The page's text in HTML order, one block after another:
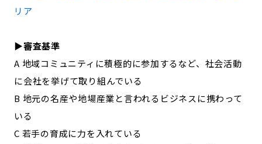
リア
▶︎審査基準
A 地域コミュニティに積極的に参加するなど、社会活動
に会社を挙げて取り組んでいる
B 地元の名産や地場産業と言われるビジネスに携わって
いる
C 若手の育成に力を入れている